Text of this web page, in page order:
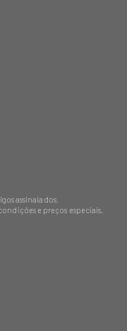
assinalados.
e preços especiais.